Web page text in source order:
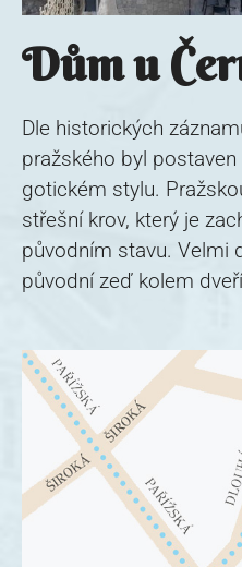
Dům u
Dle historických
pražského byl
gotickém stylu.
střešní krov, který je
původním stavu. Velmi
původní zeď kolem